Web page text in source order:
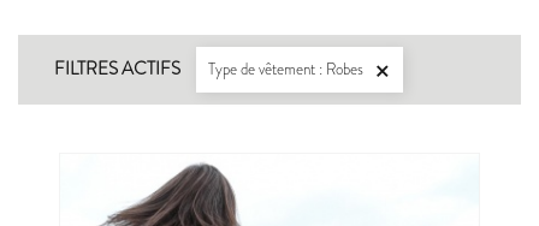
FILTRES ACTIFS Type de vêtement : Robes 